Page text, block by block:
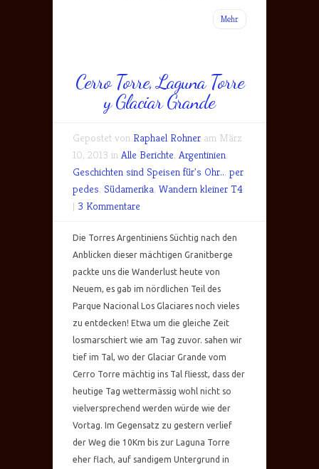
Mehr
Cerro Torre, Laguna Torre
y Glaciar Grande
Gepostet von Raphael Rohner am März
10, 2013 in Alle Berichte, Argentinien,
Geschichten sind Speisen für's Ohr.., per
pedes, Südamerika, Wandern kleiner T4
| 3 Kommentare
Die Torres Argentiniens Süchtig nach den
Anblicken dieser mächtigen Granitberge
packte uns die Wanderlust heute von
Neuem, es gab im nördlichen Teil des
Parque Nacional Los Glaciares noch vieles
zu entdecken! Etwa um die gleiche Zeit
losmarschiert wie am Tag zuvor. sahen wir
tief im Tal, wo der Glaciar Grande vom
Cerro Torre mächtig ins Tal fliesst, dass der
heutige Tag wettermässig wohl nicht so
vielversprechend werden würde wie der
Vortag. Im Gegensatz zu gestern verlief
der Weg die 10Km bis zur Laguna Torre
eher flach, auf sandigem Untergrund in